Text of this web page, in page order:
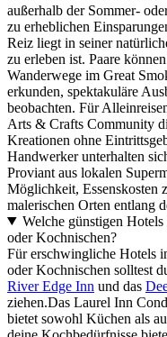
außerhalb der Sommer-
zu erheblichen
Reiz liegt in seiner
zu erleben ist. Paare
Wanderwege im Great
erkunden, spektakuläre
beobachten. Für
Arts & Crafts Community
Kreationen ohne
Handwerker unterhalten
Proviant aus lokalen
Möglichkeit, Essenskosten
malerischen Orten entlang
Welche günstigen
oder Kochnischen?
Für erschwingliche Hotels
oder Kochnischen solltest
River Edge Inn und das
ziehen.Das Laurel Inn
bietet sowohl Küchen als